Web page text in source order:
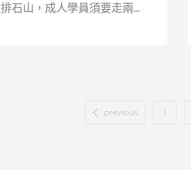
石山，成人學員須要走兩...
previous 1